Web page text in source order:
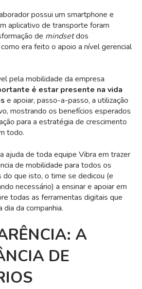
possui um smartphone e
aplicativo de transporte foram
de mindsetdos
era feito o apoio a nível gerencial
pela mobilidade da empresa
é estar presente na vida
e apoiar, passo-a-passo, a utilização
mostrando os benefícios esperados
para a estratégia de crescimento
todo.
ajuda de toda equipe Vibra em trazer
de mobilidade para todos os
do que isto, o time se dedicou (e
necessário) a ensinar e apoiar em
todas as ferramentas digitais que
da companhia.
A
DE